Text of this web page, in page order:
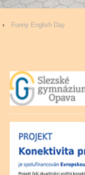
‹ Funny English Day